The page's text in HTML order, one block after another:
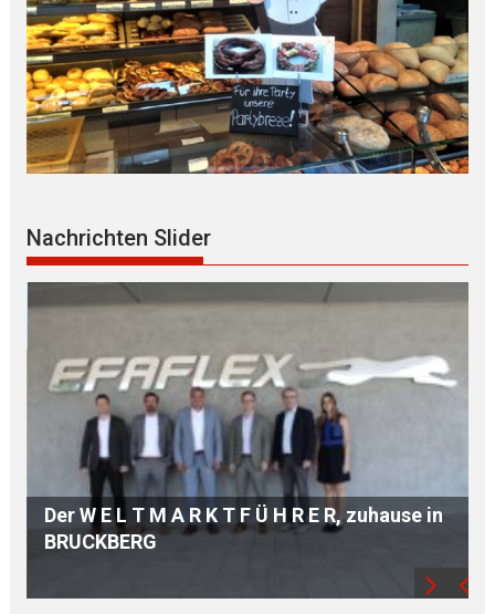
Nachrichten Slider
Hochwertige A U S B I L D U N G dank
modernster TECHNIK